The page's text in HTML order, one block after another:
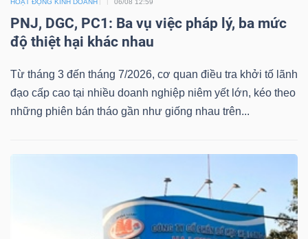
PNJ, DGC, PC1: Ba vụ việc pháp lý, ba mức
độ thiệt hại khác nhau
Từ tháng 3 đến tháng 7/2026, cơ quan điều tra khởi tố lãnh
đạo cấp cao tại nhiều doanh nghiệp niêm yết lớn, kéo theo
những phiên bán tháo gần như giống nhau trên...